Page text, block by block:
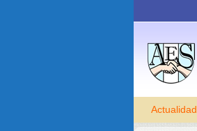
Actualidad